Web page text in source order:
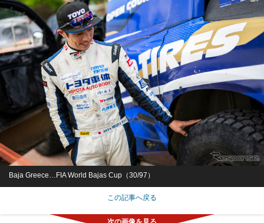
Baja Greece…FIA World Bajas Cup（30/97）
この記事へ戻る